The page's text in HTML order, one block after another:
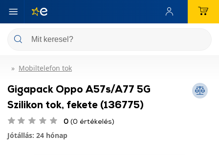
Mobiltelefon tok
Gigapack Oppo A57s/A77 5G
Szilikon tok, fekete (136775)
0 (0 értékelés)
Jótállás: 24 hónap